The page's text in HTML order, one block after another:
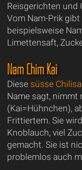
Reisgerichten und
Vom Nam-Prik
beispielsweise
Limettensaft,
Nam Chim Kai
Diese süsse
Name sagt, nimmt
(Kai=Hühnchen),
Frittiertem. Sie
Knoblauch, viel
gemacht. Sie ist
problemlos auch